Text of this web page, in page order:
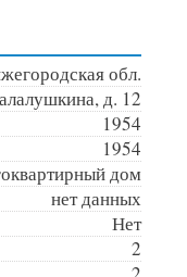
обл.
д. 12
1954
1954
дом
нет данных
Нет
2